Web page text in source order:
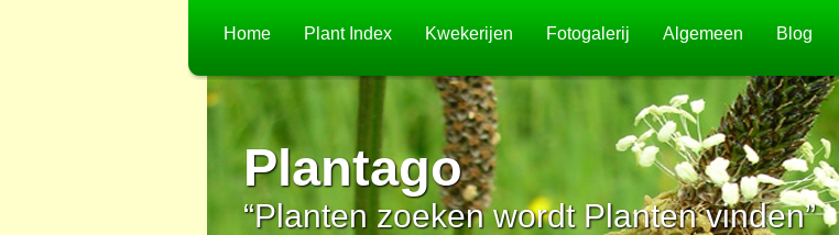
Home Plant Index Kwekerijen Fotogalerij Algemeen Blog
Plantago
“Planten zoeken wordt Planten vinden”